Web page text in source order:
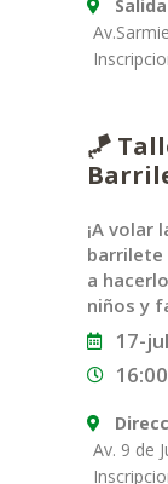
🪁
¡A volar
barrilete
a
niños y
17-
Av. 9 de